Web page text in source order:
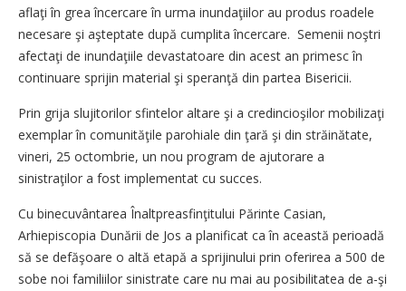
aflaţi în grea încercare în urma inundaţiilor au produs roadele
necesare şi aşteptate după cumplita încercare. Semenii noştri
afectaţi de inundaţiile devastatoare din acest an primesc în
continuare sprijin material şi speranţă din partea Bisericii.
Prin grija slujitorilor sfintelor altare şi a credincioşilor mobilizaţi
exemplar în comunităţile parohiale din ţară şi din străinătate,
vineri, 25 octombrie, un nou program de ajutorare a
sinistraţilor a fost implementat cu succes.
Cu binecuvântarea Înaltpreasfinţitului Părinte Casian,
Arhiepiscopia Dunării de Jos a planificat ca în această perioadă
să se defăşoare o altă etapă a sprijinului prin oferirea a 500 de
sobe noi familiilor sinistrate care nu mai au posibilitatea de a-şi